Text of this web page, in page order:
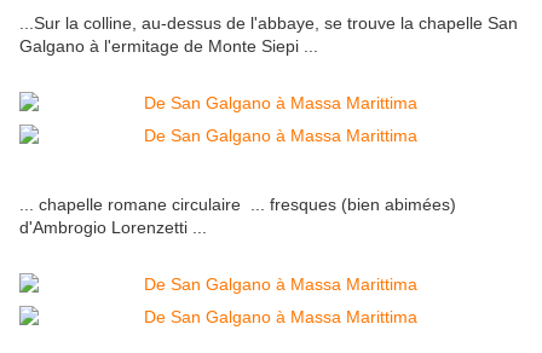
...Sur la colline, au-dessus de l'abbaye, se trouve la chapelle San
Galgano à l'ermitage de Monte Siepi ...
... chapelle romane circulaire ... fresques (bien abimées)
d'Ambrogio Lorenzetti ...